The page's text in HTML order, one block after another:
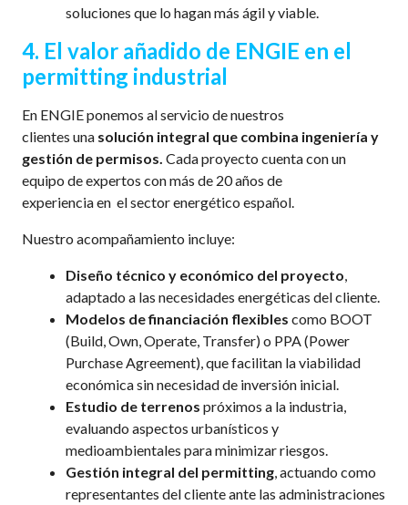
soluciones que lo hagan más ágil y viable.
4. El valor añadido de ENGIE en el
permitting industrial
En ENGIE ponemos al servicio de nuestros
clientes una solución integral que combina ingeniería y
gestión de permisos.Cada proyecto cuenta conun
equipo de expertos con más de 20 años de
experiencia en el sector energético español.
Nuestro acompañamiento incluye:
Diseño técnico y económico del proyecto
adaptado a las necesidades energéticas del cliente.
Modelos de financiación flexibles como BOOT
(Build ,Own ,Operate , Transfer) o PPA (Power
Purchase Agreement), que facilitan la viabilidad
económica sin necesidad de inversión inicial.
Estudio de terrenos próximos a la industria,
evaluando aspectos urbanísticos y
medioambientales para minimizar riesgos.
Gestión integral del permitting , actuando como
representantes del cliente ante las administraciones